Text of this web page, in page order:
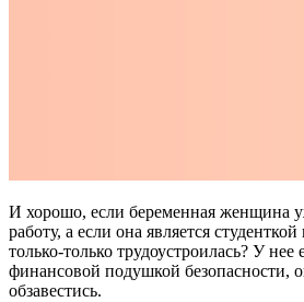
И хорошо, если беременная женщина
работу, а если она является
только-только трудоустроилась? У
финансовой подушкой безопасности,
обзавестись.